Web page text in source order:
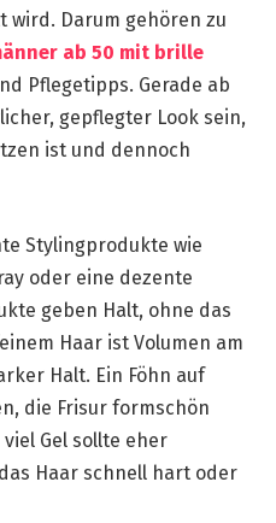
wird. Darum gehören zu
ab 50 mit brille
Pflegetipps. Gerade ab
gepflegter Look sein,
ist und dennoch
Stylingprodukte wie
oder eine dezente
geben Halt, ohne das
Haar ist Volumen am
Halt. Ein Föhn auf
die Frisur formschön
Gel sollte eher
Haar schnell hart oder